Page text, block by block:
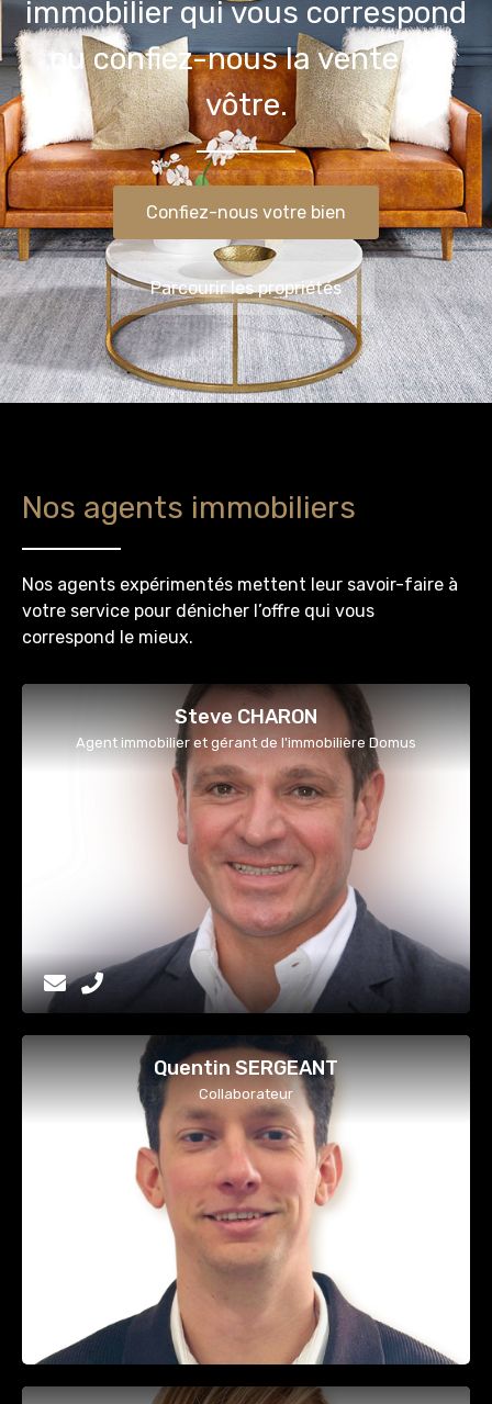
immobilier qui vous correspond
ou confiez-nous la vente du
vôtre.
Confiez-nous votre bien
Parcourir les propriétés
Nos agents immobiliers
Nos agents expérimentés mettent leur savoir-faire à
votre service pour dénicher l’offre qui vous
correspond le mieux.
Steve CHARON
Agent immobilier et gérant de l'immobilière Domus
Quentin SERGEANT
Collaborateur